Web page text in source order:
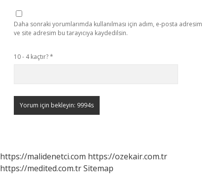
Daha sonraki yorumlarımda kullanılması için adım, e-posta adresim
ve site adresim bu tarayıcıya kaydedilsin.
10 - 4 kaçtır?*
https://malidenetci.com https://ozekair.com.tr
https://medited.com.trSitemap